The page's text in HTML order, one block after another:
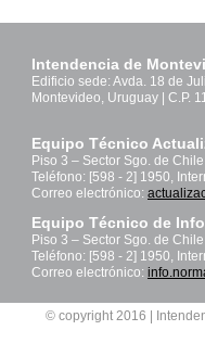
Intendencia de
Edificio sede: Avda. 18 de
Montevideo, Uruguay | C.P.
Equipo Técnico
Piso 3 – Sector Sgo. de
Teléfono: [598 - 2] 1950,
Correo electrónico:
Equipo Técnico de
Piso 3 – Sector Sgo. de
Teléfono: [598 - 2] 1950,
Correo electrónico:
© copyright 2016 |